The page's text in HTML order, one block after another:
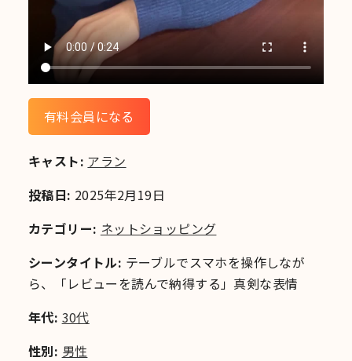
有料会員になる
キャスト: アラン
投稿日: 2025年2月19日
カテゴリー: ネットショッピング
シーンタイトル: テーブルでスマホを操作しなが
ら、「レビューを読んで納得する」真剣な表情
年代: 30代
性別: 男性